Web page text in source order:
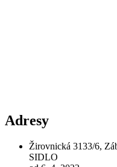
Adresy
Žirovnická 3133/6,
SIDLO